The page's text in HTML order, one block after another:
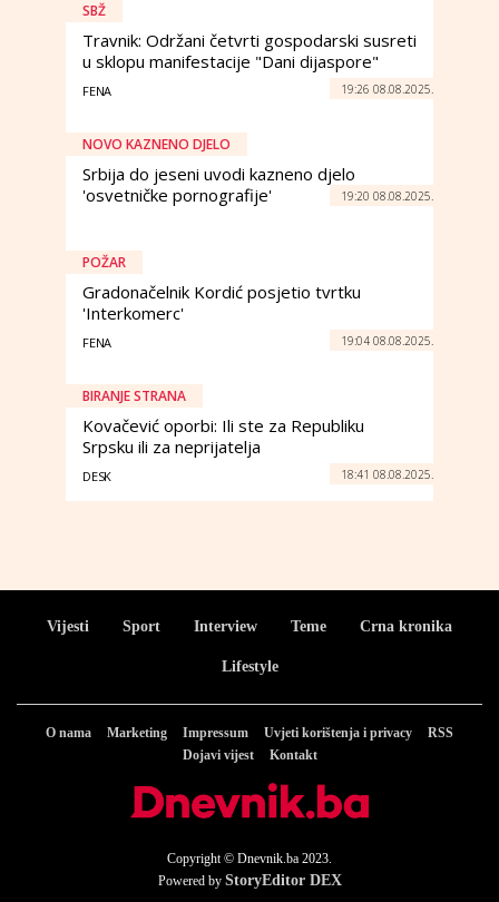
SBŽ
Travnik: Održani četvrti gospodarski susreti
u sklopu manifestacije "Dani dijaspore"
FENA 19:26 08.08.2025.
NOVO KAZNENO DJELO
Srbija do jeseni uvodi kazneno djelo
'osvetničke pornografije'
19:20 08.08.2025.
POŽAR
Gradonačelnik Kordić posjetio tvrtku
'Interkomerc'
FENA 19:04 08.08.2025.
BIRANJE STRANA
Kovačević oporbi: Ili ste za Republiku
Srpsku ili za neprijatelja
DESK 18:41 08.08.2025.
Vijesti Sport Interview Teme Crna kronika
Lifestyle
O nama Marketing Impressum Uvjeti korištenja i privacy
RSS
Dojavi vijest
Kontakt
Copyright © Dnevnik.ba 2023.
Powered by StoryEditor DEX